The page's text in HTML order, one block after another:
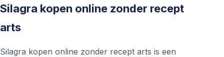
Silagra kopen online zonder recept
arts
Silagra kopen online zonder recept arts is een